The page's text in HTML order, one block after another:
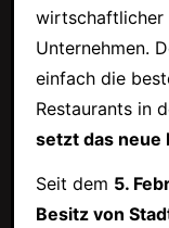
wirtschaftlicher
Unternehmen.
einfach die
Restaurants in
setzt das neue
Seit dem 5.
Besitz von